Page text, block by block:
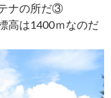
ナの所だ③
高は1400ｍなのだ